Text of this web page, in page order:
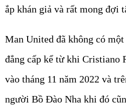
ắp khán giả và rất mong đợi
Man United đã không có
đẳng cấp kể từ khi Cristiano
vào tháng 11 năm 2022 và
người Bồ Đào Nha khi đó